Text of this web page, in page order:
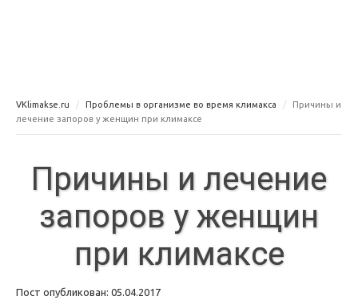
VKlimakse.ru Проблемы в организме во время климакса
Причины и
лечение запоров у женщин при климаксе
Причины и лечение
запоров у женщин
при климаксе
Пост опубликован: 05.04.2017